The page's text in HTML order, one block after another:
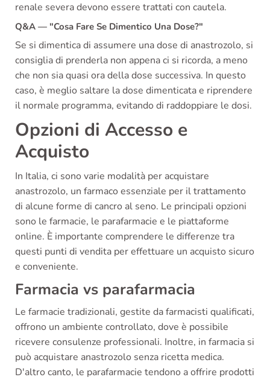
renale severa devono essere trattati con cautela.
Q&A — "Cosa Fare Se Dimentico Una Dose?"
Se si dimentica di assumere una dose di anastrozolo, si
consiglia di prenderla non appena ci si ricorda, a meno
che non sia quasi ora della dose successiva. In questo
caso, è meglio saltare la dose dimenticata e riprendere
il normale programma, evitando di raddoppiare le dosi.
Opzioni di Accesso e
Acquisto
In Italia, ci sono varie modalità per acquistare
anastrozolo, un farmaco essenziale per il trattamento
di alcune forme di cancro al seno. Le principali opzioni
sono le farmacie, le parafarmacie e le piattaforme
online. È importante comprendere le differenze tra
questi punti di vendita per effettuare un acquisto sicuro
e conveniente.
Farmacia vs parafarmacia
Le farmacie tradizionali, gestite da farmacisti qualificati,
offrono un ambiente controllato, dove è possibile
ricevere consulenze professionali. Inoltre, in farmacia si
può acquistare anastrozolo senza ricetta medica.
D'altro canto, le parafarmacie tendono a offrire prodotti